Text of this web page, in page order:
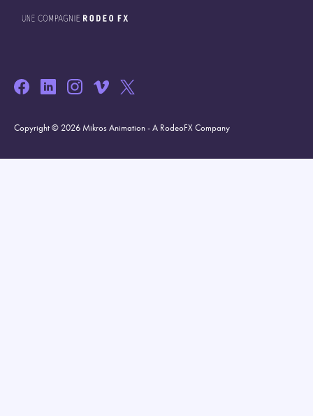
Copyright © 2026 Mikros Animation - A RodeoFX Company